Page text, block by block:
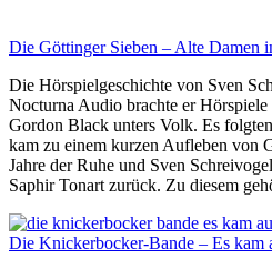
Die Göttinger Sieben – Alte Damen
Die Hörspielgeschichte von Sven
Nocturna Audio brachte er
Gordon Black unters Volk. Es
kam zu einem kurzen Aufleben von
Jahre der Ruhe und Sven
Saphir Tonart zurück. Zu diesem
Die Knickerbocker-Bande – Es kam